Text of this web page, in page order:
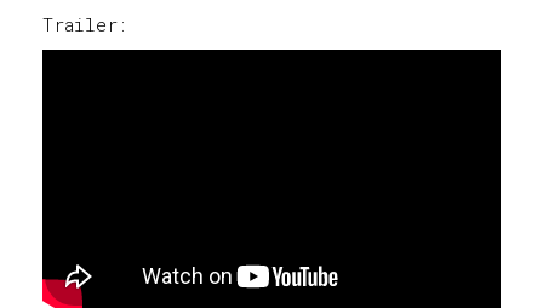
Trailer: